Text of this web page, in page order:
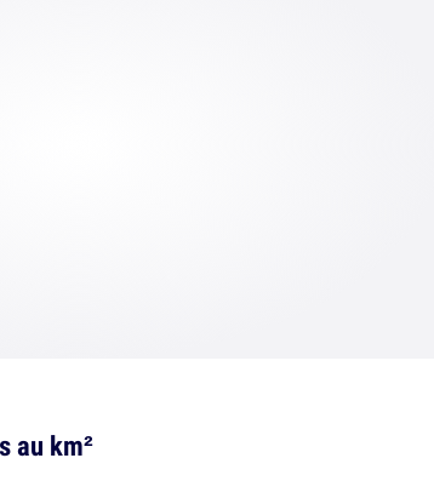
au km²